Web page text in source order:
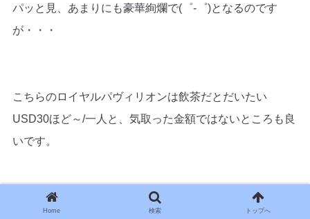
パッと見、あまりにも豪華絢爛で(゜-゜)となるのです
が・・・
こちらのロイヤルパヴィリオンは飲茶だとだいたい
USD30ほど～/一人と、気取った金額ではないところも良
いです。
【ホーチミン】6つ星ホテルでの飲茶＠ロイヤル
Home 検索 トップへ